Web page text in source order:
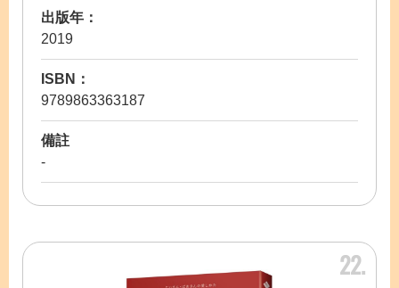
出版年：
2019
ISBN：
9789863363187
備註
-
22